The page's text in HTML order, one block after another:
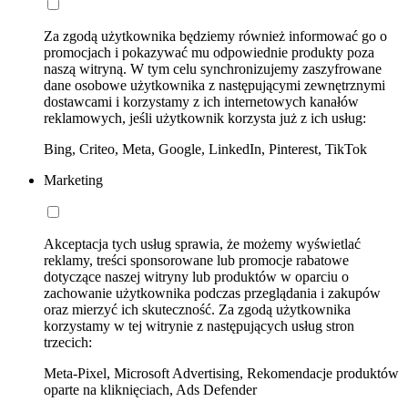
Za zgodą użytkownika będziemy również informować go o
promocjach i pokazywać mu odpowiednie produkty poza
naszą witryną. W tym celu synchronizujemy zaszyfrowane
dane osobowe użytkownika z następującymi zewnętrznymi
dostawcami i korzystamy z ich internetowych kanałów
reklamowych, jeśli użytkownik korzysta już z ich usług:
Bing, Criteo, Meta, Google, LinkedIn, Pinterest, TikTok
Marketing
Akceptacja tych usług sprawia, że możemy wyświetlać
reklamy, treści sponsorowane lub promocje rabatowe
dotyczące naszej witryny lub produktów w oparciu o
zachowanie użytkownika podczas przeglądania i zakupów
oraz mierzyć ich skuteczność. Za zgodą użytkownika
korzystamy w tej witrynie z następujących usług stron
trzecich:
Meta-Pixel, Microsoft Advertising, Rekomendacje produktów
oparte na kliknięciach, Ads Defender